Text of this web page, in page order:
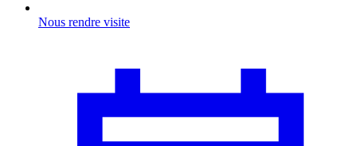
Nous rendre visite